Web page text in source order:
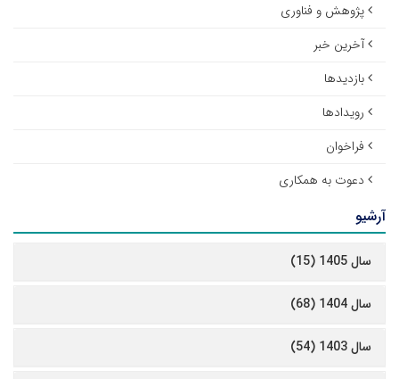
پژوهش و فناوری
آخرین خبر
بازدیدها
رویدادها
فراخوان
دعوت به همکاری
آرشیو
سال 1405 (15)
سال 1404 (68)
سال 1403 (54)